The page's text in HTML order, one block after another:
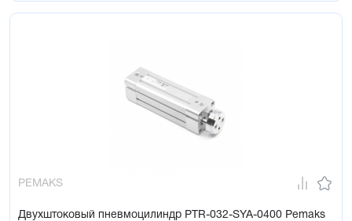
PEMAKS
Двухштоковый пневмоцилиндр PTR-032-SYA-0400 Pemaks